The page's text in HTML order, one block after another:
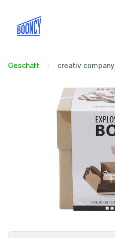
Geschäft creativ company